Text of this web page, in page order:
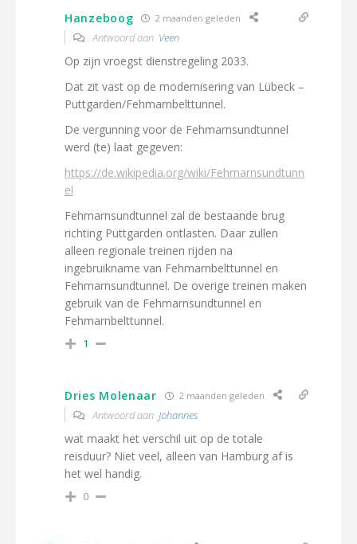
Hanzeboog 2 maanden geleden
Antwoord aan Veen
Op zijn vroegst dienstregeling 2033.
Dat zit vast op de modernisering van Lübeck –
Puttgarden/Fehmarnbelttunnel.
De vergunning voor de Fehmarnsundtunnel
werd (te) laat gegeven:
https://de.wikipedia.org/wiki/Fehmarnsundtunn
el
Fehmarnsundtunnel zal de bestaande brug
richting Puttgarden ontlasten. Daar zullen
alleen regionale treinen rijden na
ingebruikname van Fehmarnbelttunnel en
Fehmarnsundtunnel. De overige treinen maken
gebruik van de Fehmarnsundtunnel en
Fehmarnbelttunnel.
1
Dries Molenaar 2 maanden geleden
Antwoord aan Johannes
wat maakt het verschil uit op de totale
reisduur? Niet veel, alleen van Hamburg af is
het wel handig.
0